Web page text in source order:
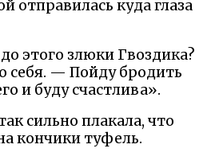
отправилась куда глаза
этого злюки Гвоздика?
себя. — Пойду бродить
и буду счастлива».
сильно плакала, что
кончики туфель.